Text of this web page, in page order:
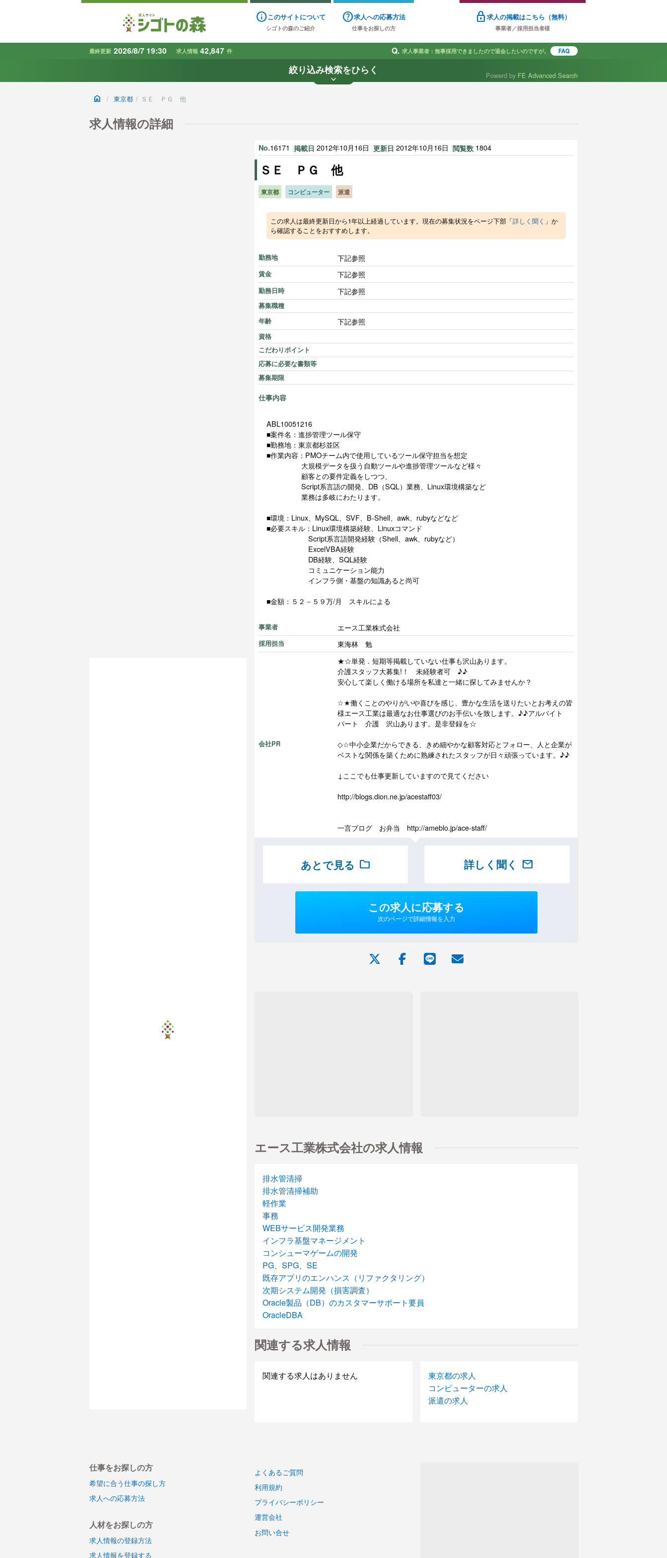
infoこのサイトについて
シゴトの森のご紹介
help求人への応募方法
仕事をお探しの方
lock 求人の掲載はこちら（無料）
事業者／採用担当者様
最終更新 2026/8/7 19:30 求人情報 42,847 件 Q. 求人事業者：無事採用できましたので退会したいのですが。 FAQ
絞り込み検索をひらく
keyboard_arrow_down
条件から探す
地域 業種 雇用形態 賃金
キーワードで探す
Powerd by FE Advanced Search
home / 東京都 / ＳＥ ＰＧ 他
求人情報の詳細
No.16171 |掲載日 2012年10月16日 |更新日 2012年10月16日 |閲覧数 1804
ＳＥ ＰＧ 他
東京都 コンピューター 派遣
この求人は最終更新日から1年以上経過しています。現在の募集状況をページ下部「詳しく聞く 」か
ら確認することをおすすめします。
勤務地 下記参照
賃金 下記参照
勤務日時 下記参照
募集職種
年齢
下記参照
資格
こだわりポイント
応募に必要な書類等
募集期限
仕事内容
ABL10051216
■案件名：進捗管理ツール保守
■勤務地：東京都杉並区
■作業内容：PMOチーム内で使用しているツール保守担当を想定
大規模データを扱う自動ツールや進捗管理ツールなど様々
顧客との要件定義をしつつ、
Script系言語の開発、DB（SQL）業務、Linux環境構築など
業務は多岐にわたります。
■環境：Linux、MySQL、SVF、B-Shell、awk、rubyなどなど
■必要スキル：Linux環境構築経験、Linuxコマンド
Script系言語開発経験（Shell、awk、rubyなど）
ExcelVBA経験
DB経験、SQL経験
コミュニケーション能力
インフラ側・基盤の知識あると尚可
■金額：５２－５９万/月 スキルによる
事業者 エース工業株式会社
採用担当 東海林 勉
会社PR
★☆単発．短期等掲載していない仕事も沢山あります。
介護スタッフ大募集!！ 未経験者可 ♪♪
安心して楽しく働ける場所を私達と一緒に探してみませんか？
☆★働くことのやりがいや喜びを感じ、豊かな生活を送りたいとお考えの皆
様エース工業は最適なお仕事選びのお手伝いを致します。♪♪アルバイト
パート 介護 沢山あります。是非登録を☆
◇☆中小企業だからできる、きめ細やかな顧客対応とフォロー、人と企業が
ベストな関係を築くために熟練されたスタッフが日々頑張っています。♪♪
↓ここでも仕事更新していますので見てください
http://blogs.dion.ne.jp/acestaff03/
一言ブログ お弁当 http://ameblo.jp/ace-staff/
あとで見る folder 詳しく聞く mail
この求人に応募する
次のページで詳細情報を入力
エース工業株式会社の求人情報
排水管清掃
排水管清掃補助
軽作業
事務
WEBサービス開発業務
インフラ基盤マネージメント
コンシューマゲームの開発
PG、SPG、SE
既存アプリのエンハンス（リファクタリング）
次期システム開発（損害調査）
Oracle製品（DB）のカスタマーサポート要員
OracleDBA
債券フロントPMO
紳士用衣料品(Yシャツ・靴下等)の陳列、品だし
総合試験案件
Androidアプリ開発
ソーシャルゲーム開発業務
既存システムから新システムへの移行作業
セキュリティツール経験者
証券系システムの開発 リーダークラスのSE募集
関連する求人情報
関連する求人はありません
東京都の求人
コンピューターの求人
派遣の求人
仕事をお探しの方
希望に合う仕事の探し方
求人への応募方法
人材をお探しの方
求人情報の登録方法
求人情報を登録する
よくあるご質問
利用規約
プライバシーポリシー
運営会社
お問い合せ